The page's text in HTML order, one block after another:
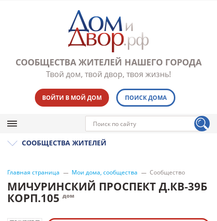
СООБЩЕСТВА ЖИТЕЛЕЙ НАШЕГО ГОРОДА
Твой дом, твой двор, твоя жизнь!
ВОЙТИ В МОЙ ДОМ ПОИСК ДОМА
СООБЩЕСТВА ЖИТЕЛЕЙ
Главная страница Мои дома, сообщества Сообщество
МИЧУРИНСКИЙ ПРОСПЕКТ Д.КВ-39Б
КОРП.105 дом